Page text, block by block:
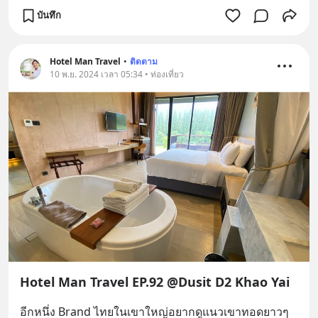
บันทึก
Hotel Man Travel • ติดตาม
10 พ.ย. 2024 เวลา 05:34 • ท่องเที่ยว
Hotel Man Travel EP.92 @Dusit D2 Khao Yai
อีกหนึ่ง Brand ไทยในเขาใหญ่อยากดูแนวเขาทอดยาวๆ